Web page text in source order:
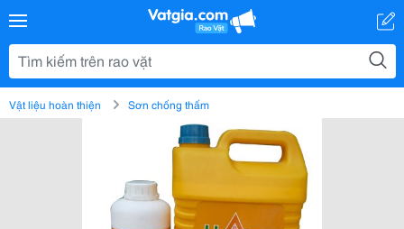
Vật liệu hoàn thiện Sơn chống thấm